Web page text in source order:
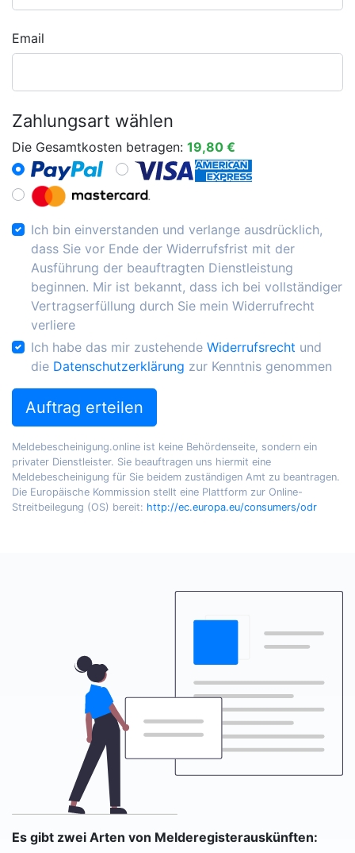
Email
Zahlungsart wählen
Die Gesamtkosten betragen: 19,80 €
Ich bin einverstanden und verlange ausdrücklich,
dass Sie vor Ende der Widerrufsfrist mit der
Ausführung der beauftragten Dienstleistung
beginnen. Mir ist bekannt, dass ich bei vollständiger
Vertragserfüllung durch Sie mein Widerrufrecht
verliere
Ich habe das mir zustehende Widerrufsrecht und
die Datenschutzerklärung zur Kenntnis genommen
Auftrag erteilen
Meldebescheinigung.online ist keine Behördenseite, sondern ein
privater Dienstleister. Sie beauftragen uns hiermit eine
Meldebescheinigung für Sie beidem zuständigen Amt zu beantragen.
Die Europäische Kommission stellt eine Plattform zur Online-
Streitbeilegung (OS) bereit: http://ec.europa.eu/consumers/odr
Es gibt zwei Arten von Melderegisterauskünften: